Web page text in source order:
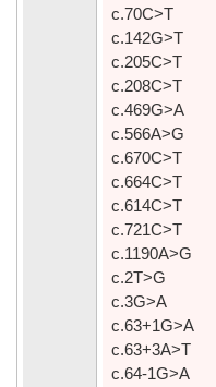
c.70C>T
c.142G>T
c.205C>T
c.208C>T
c.469G>A
c.566A>G
c.670C>T
c.664C>T
c.614C>T
c.721C>T
c.1190A>G
c.2T>G
c.3G>A
c.63+1G>A
c.63+3A>T
c.64-1G>A